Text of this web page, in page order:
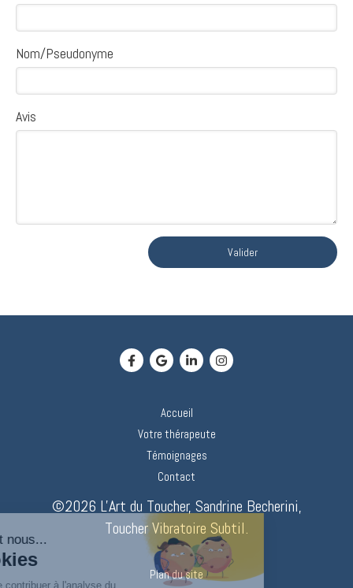
Nom/Pseudonyme
Avis
Valider
Accueil
Votre thérapeute
Témoignages
Contact
©2026 L'Art du Toucher, Sandrine Becherini,
Toucher Vibratoire Subtil.
Plan du site